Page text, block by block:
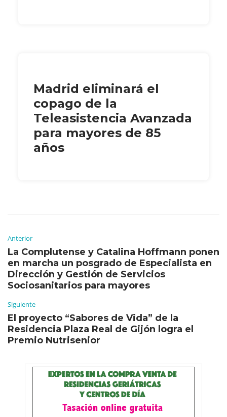
Madrid eliminará el
copago de la
Teleasistencia Avanzada
para mayores de 85
años
Anterior
La Complutense y Catalina Hoffmann ponen
en marcha un posgrado de Especialista en
Dirección y Gestión de Servicios
Sociosanitarios para mayores
Siguiente
El proyecto “Sabores de Vida” de la
Residencia Plaza Real de Gijón logra el
Premio Nutrisenior